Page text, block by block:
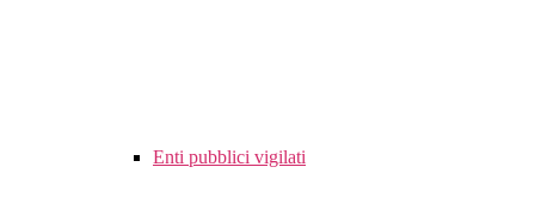
Enti pubblici vigilati